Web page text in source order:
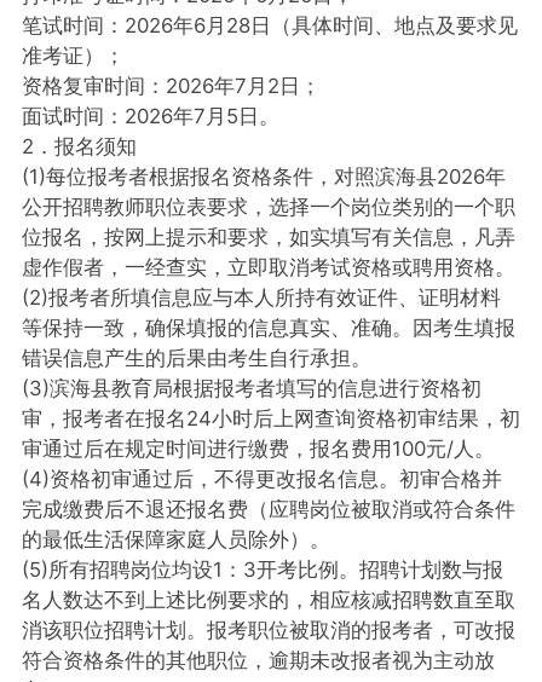
笔试时间：2026年6月28日（具体时间、地点及要求见
准考证）；
资格复审时间：2026年7月2日；
面试时间：2026年7月5日。
2．报名须知
(1)每位报考者根据报名资格条件，对照滨海县2026年
公开招聘教师职位表要求，选择一个岗位类别的一个职
位报名，按网上提示和要求，如实填写有关信息，凡弄
虚作假者，一经查实，立即取消考试资格或聘用资格。
(2)报考者所填信息应与本人所持有效证件、证明材料
等保持一致，确保填报的信息真实、准确。因考生填报
错误信息产生的后果由考生自行承担。
(3)滨海县教育局根据报考者填写的信息进行资格初
审，报考者在报名24小时后上网查询资格初审结果，初
审通过后在规定时间进行缴费，报名费用100元/人。
(4)资格初审通过后，不得更改报名信息。初审合格并
完成缴费后不退还报名费（应聘岗位被取消或符合条件
的最低生活保障家庭人员除外）。
(5)所有招聘岗位均设1：3开考比例。招聘计划数与报
名人数达不到上述比例要求的，相应核减招聘数直至取
消该职位招聘计划。报考职位被取消的报考者，可改报
符合资格条件的其他职位，逾期未改报者视为主动放